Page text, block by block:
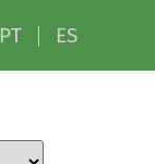
PT ES